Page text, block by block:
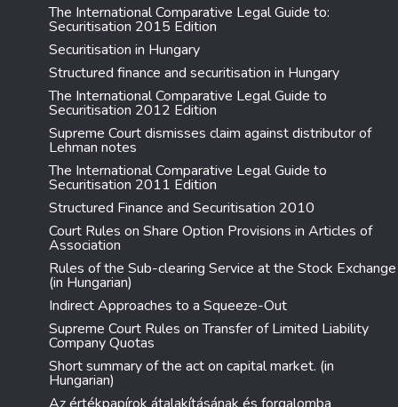
The International Comparative Legal Guide to:
Securitisation 2015 Edition
Securitisation in Hungary
Structured finance and securitisation in Hungary
The International Comparative Legal Guide to
Securitisation 2012 Edition
Supreme Court dismisses claim against distributor of
Lehman notes
The International Comparative Legal Guide to
Securitisation 2011 Edition
Structured Finance and Securitisation 2010
Court Rules on Share Option Provisions in Articles of
Association
Rules of the Sub-clearing Service at the Stock Exchange
(in Hungarian)
Indirect Approaches to a Squeeze-Out
Supreme Court Rules on Transfer of Limited Liability
Company Quotas
Short summary of the act on capital market. (in
Hungarian)